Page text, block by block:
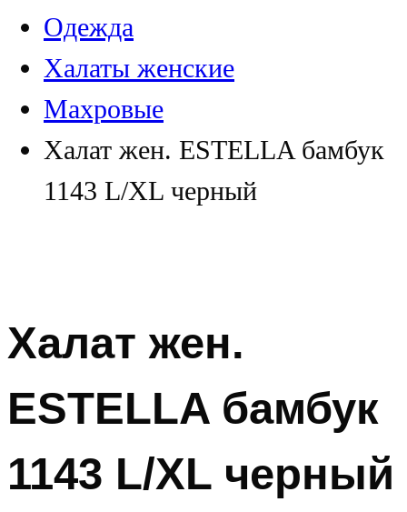
Одежда
Халаты женские
Махровые
Халат жен. ESTELLA бамбук
1143 L/XL черный
Халат жен.
ESTELLA бамбук
1143 L/XL черный